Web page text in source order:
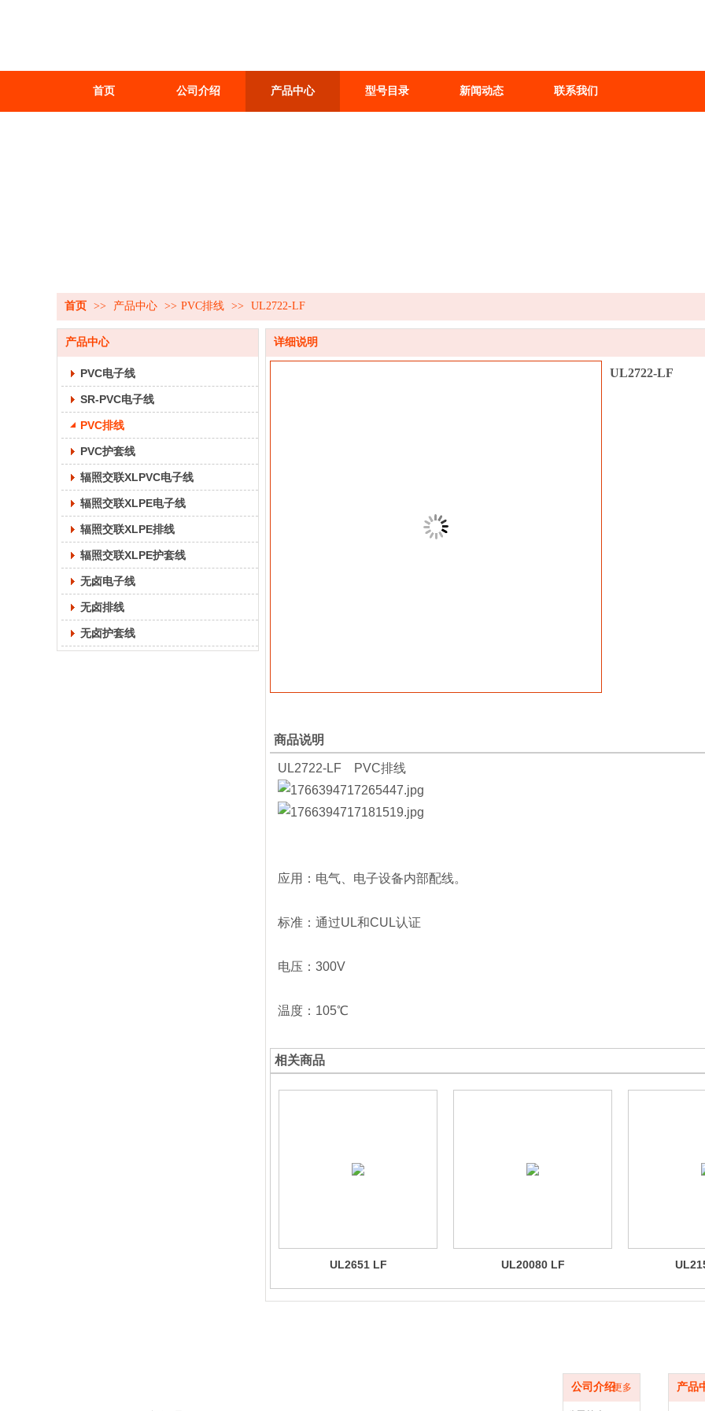
首页 公司介绍 产品中心 型号目录 新闻动态 联系我们
首页 >> 产品中心 >> PVC排线 >> UL2722-LF
产品中心
PVC电子线
SR-PVC电子线
PVC排线
PVC护套线
辐照交联XLPVC电子线
辐照交联XLPE电子线
辐照交联XLPE排线
辐照交联XLPE护套线
无卤电子线
无卤排线
无卤护套线
详细说明
UL2722-LF
商品说明
UL2722-LF PVC排线
应用：电气、电子设备内部配线。
标准：通过UL和CUL认证
电压：300V
温度：105℃
相关商品
UL2651 LF UL20080 LF
公司介绍更多 产品